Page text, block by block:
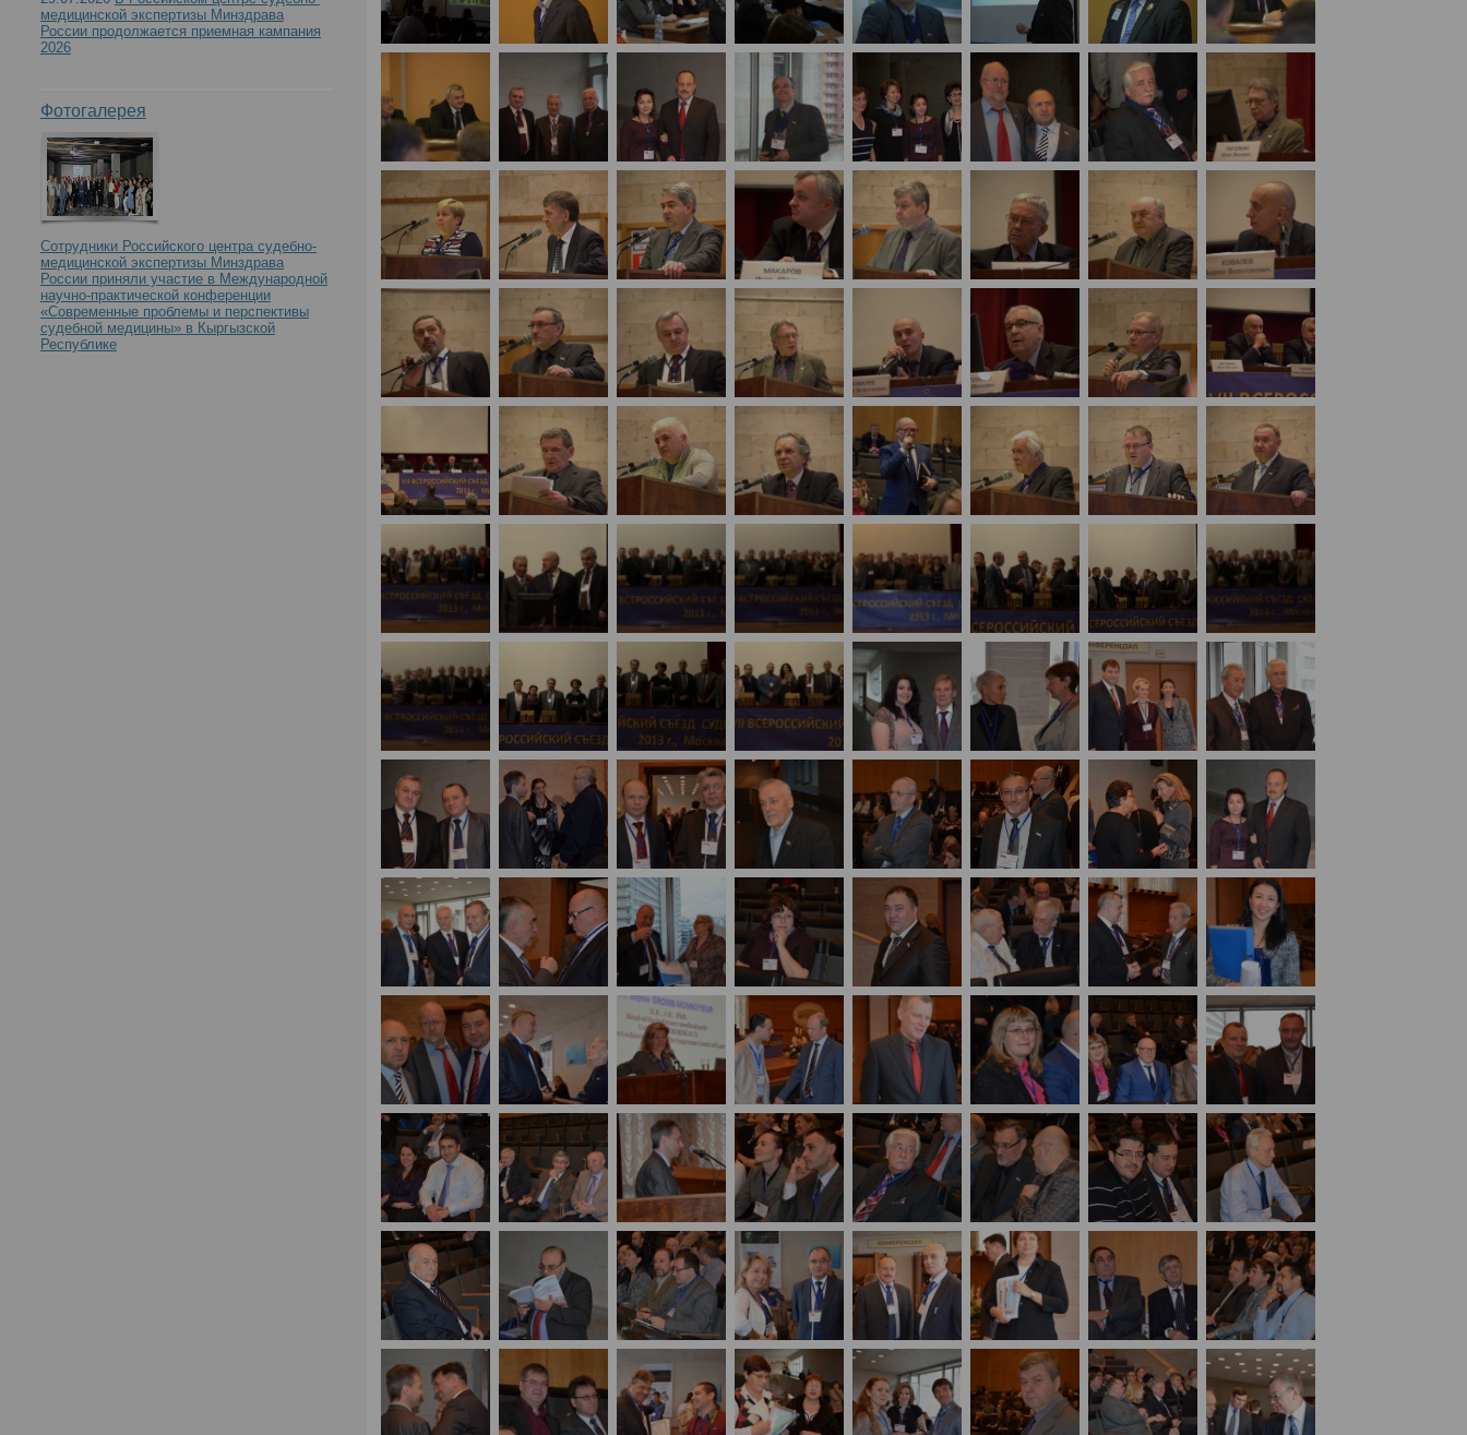
медицинской экспертизы Минздрава
России продолжается приемная кампания
2026
Фотогалерея
Сотрудники Российского центра судебно-
медицинской экспертизы Минздрава
России приняли участие в Международной
научно-практической конференции
«Современные проблемы и перспективы
судебной медицины» в Кыргызской
Республике